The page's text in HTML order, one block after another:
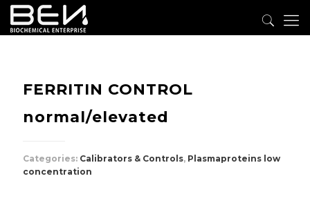
FERRITIN CONTROL
normal/elevated
Categories: Calibrators & Controls, Plasmaproteins low
concentration